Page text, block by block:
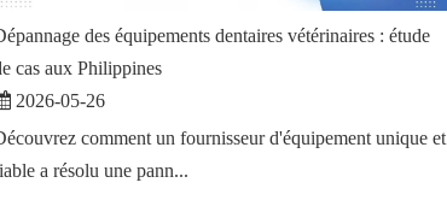
des équipements dentaires vétérinaires : étude
cas aux Philippines
2026-05-26
comment un fournisseur d'équipement unique et
a résolu une pann...